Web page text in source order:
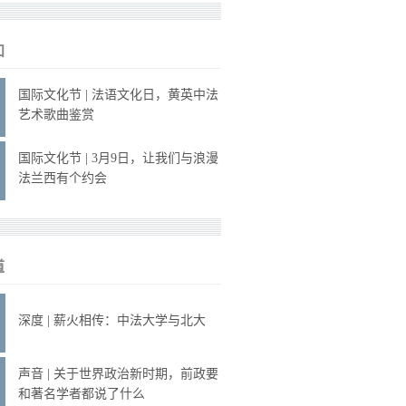
国际文化节 | 法语文化日，黄英中法
艺术歌曲鉴赏
国际文化节 | 3月9日，让我们与浪漫
法兰西有个约会
深度 | 薪火相传：中法大学与北大
声音 | 关于世界政治新时期，前政要
和著名学者都说了什么